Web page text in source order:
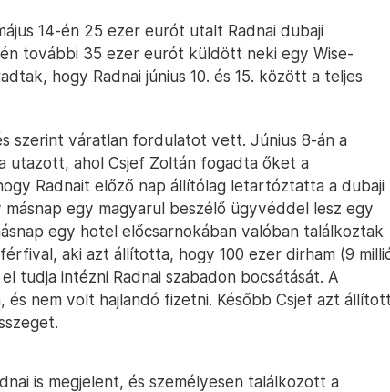
14-én 25 ezer eurót utalt Radnai dubaji
én további 35 ezer eurót küldött neki egy Wise-
hogy Radnai június 10. és 15. között a teljes
szerint váratlan fordulatot vett. Június 8-án a
utazott, ahol Csjef Zoltán fogadta őket a
Radnait előző nap állítólag letartóztatta a dubaji
egy magyarul beszélő ügyvéddel lesz egy
egy hotel előcsarnokában valóban találkoztak
aki azt állította, hogy 100 ezer dirham (9
tudja intézni Radnai szabadon bocsátását. A
nem volt hajlandó fizetni. Később Csjef azt
is megjelent, és személyesen találkozott a